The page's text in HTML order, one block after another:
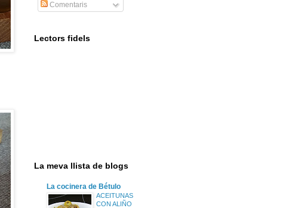
Comentaris
Lectors fidels
La meva llista de blogs
La cocinera de Bétulo
ACEITUNAS
CON ALIÑO